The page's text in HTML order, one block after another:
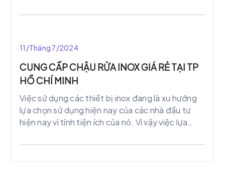
được làm từ inox.
11/Tháng 7/2024
CUNG CẤP CHẬU RỬA INOX GIÁ RẺ TẠI TP
HỒ CHÍ MINH
Việc sử dụng các thiết bị inox đang là xu hướng
lựa chọn sử dụng hiện nay của các nhà đầu tư
hiện nay vì tính tiện ích của nó. Vì vậy việc lựa
gì với các nhà đầu tư, chủ khách sạn, hàng hàng,